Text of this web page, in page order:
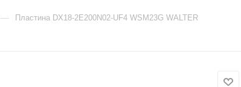
— Пластина DX18-2E200N02-UF4 WSM23G WALTER